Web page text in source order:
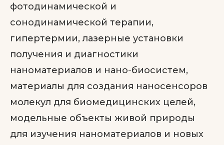
фотодинамической и
сонодинамической терапии,
гипертермии, лазерные установки
получения и диагностики
наноматериалов и нано-биосистем,
материалы для создания наносенсоров
молекул для биомедицинских целей,
модельные объекты живой природы
для изучения наноматериалов и новых